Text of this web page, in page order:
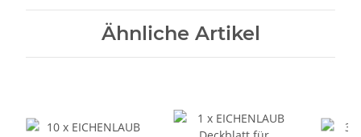
Ähnliche Artikel